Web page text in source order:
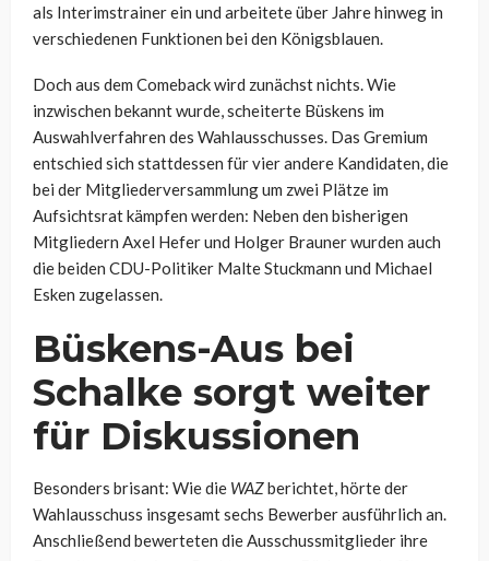
als Interimstrainer ein und arbeitete über Jahre hinweg in
verschiedenen Funktionen bei den Königsblauen.
Doch aus dem Comeback wird zunächst nichts. Wie
inzwischen bekannt wurde, scheiterte Büskens im
Auswahlverfahren des Wahlausschusses. Das Gremium
entschied sich stattdessen für vier andere Kandidaten, die
bei der Mitgliederversammlung um zwei Plätze im
Aufsichtsrat kämpfen werden: Neben den bisherigen
Mitgliedern Axel Hefer und Holger Brauner wurden auch
die beiden CDU-Politiker Malte Stuckmann und Michael
Esken zugelassen.
Büskens-Aus bei
Schalke sorgt weiter
für Diskussionen
Besonders brisant: Wie die WAZberichtet, hörte der
Wahlausschuss insgesamt sechs Bewerber ausführlich an.
Anschließend bewerteten die Ausschussmitglieder ihre